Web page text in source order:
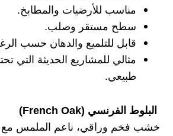
مناسب للأرضيات والمطابخ.
سطح مستقر وصلب.
قابل للتلميع والدهان حسب
مثالي للمشاريع الحديثة التي
طبيعي.
البلوط الفرنسي (French Oak)
خشب فخم وراقي، ناعم الملمس مع